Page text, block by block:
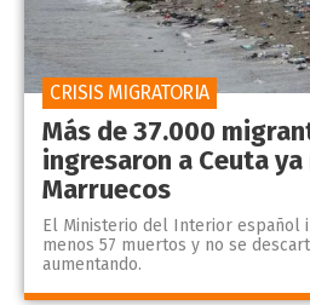
Más de 37.000
ingresaron a Ceuta
Marruecos
El Ministerio del Interior español
menos 57 muertos y no se
aumentando.
CRISIS MIGRATORIA